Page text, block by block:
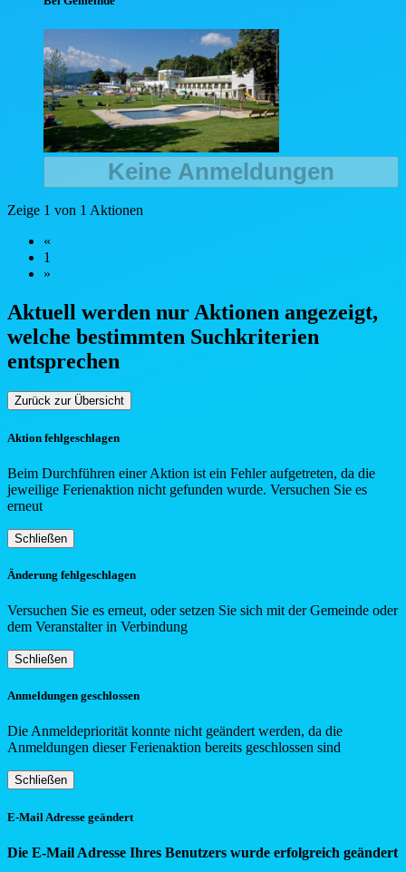
Keine Anmeldungen
Zeige 1 von 1 Aktionen
«
1
»
Aktuell werden nur Aktionen angezeigt,
welche bestimmten Suchkriterien
entsprechen
Zurück zur Übersicht
Aktion fehlgeschlagen
Beim Durchführen einer Aktion ist ein Fehler aufgetreten, da die
jeweilige Ferienaktion nicht gefunden wurde. Versuchen Sie es
erneut
Schließen
Änderung fehlgeschlagen
Versuchen Sie es erneut, oder setzen Sie sich mit der Gemeinde oder
dem Veranstalter in Verbindung
Schließen
Anmeldungen geschlossen
Die Anmeldepriorität konnte nicht geändert werden, da die
Anmeldungen dieser Ferienaktion bereits geschlossen sind
Schließen
E-Mail Adresse geändert
Die E-Mail Adresse Ihres Benutzers wurde erfolgreich geändert